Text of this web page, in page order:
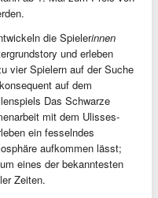
die Spielerinnen
und erleben
vier Spielern auf der Suche
auf dem
Das Schwarze
mit dem Ulisses-
ein fesselndes
aufkommen lässt;
eines der bekanntesten
Zeiten.